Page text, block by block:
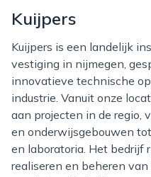
Kuijpers
Kuijpers is een landelijk installatiebedrijf met een
vestiging in nijmegen,
innovatieve technische
industrie. Vanuit onze
aan projecten in de regio,
en onderwijsgebouwen
en laboratoria. Het bedrijf
realiseren en beheren